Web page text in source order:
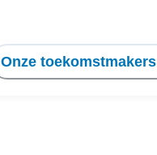
Onze toekomstmakers